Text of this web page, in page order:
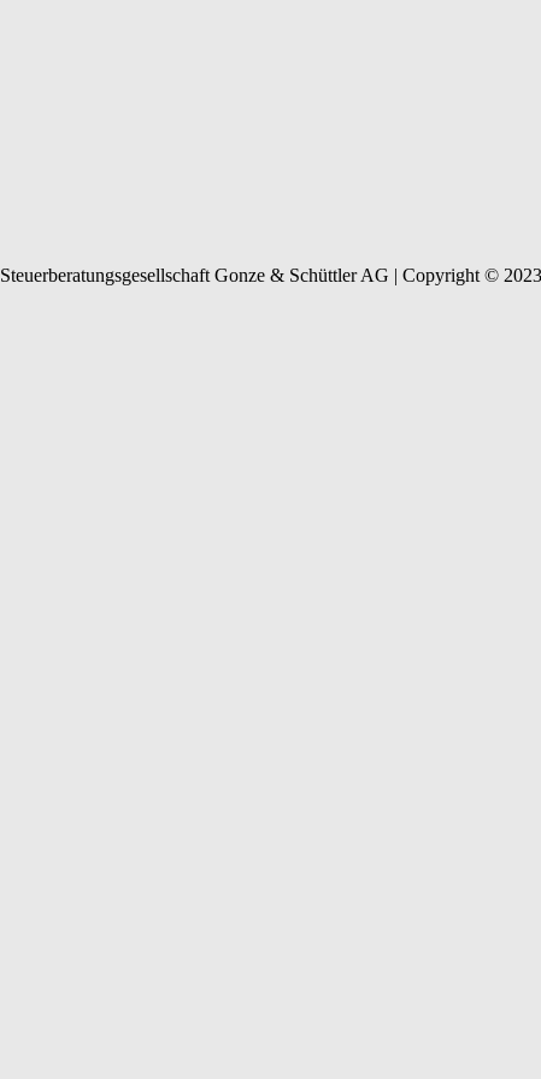
Steuerberatungsgesellschaft Gonze & Schüttler AG | Copyright © 2023